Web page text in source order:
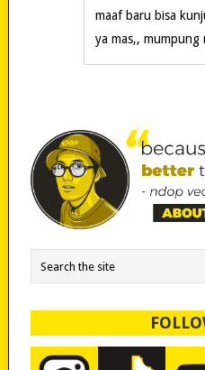
maaf baru bisa
ya mas,, mumpung